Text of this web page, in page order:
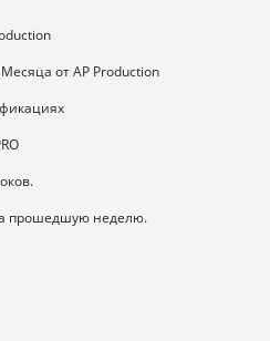
от AP Production
прошедшую неделю.